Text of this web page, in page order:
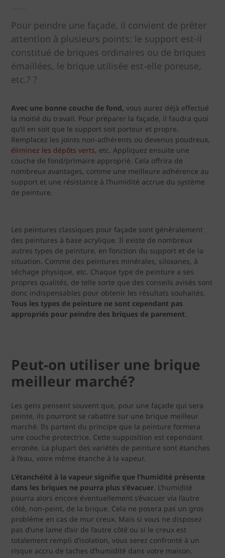
Pour peindre une façade, il convient de prêter
attention à plusieurs points: le support est-il
constitué de briques ordinaires ou de briques
émaillées, le brique utilisée est-elle poreuse,
etc.? ?
Avec une bonne couche de fond, vous aurez déjà effectué
la moitié du travail. Pour préparer la façade, il faudra quoi
qu’il en soit que le support soit porteur et propre.
Remplacez les joints non-adhérents ou devenus poudreux,
éliminez les dépôts verts, etc. Appliquez ensuite une
couche de fond/primaire approprié. Cela offrira de
nombreux avantages, comme une meilleure adhérence au
support et une résistance à l’humidité accrue du système
de peinture.
Les peintures classiques pour façade sont généralement
des peintures à base acrylique. Il existe de nombreux
autres types de peinture, en fonction du support et de la
situation. Comme des peintures minérales, siloxanes, à
séchage physique, etc. Chaque type de peinture a ses
propres qualités, de telle sorte que des conseils avisés sont
donc indispensables pour obtenir les résultats souhaités.
Tous les types de peinture ne sont cependant pas
appropriés pour peindre des briques de parement.
Peut-on utiliser une brique
meilleur marché?
Les gens pensent souvent que, pour une façade qui sera
peinte, ils pourront se rabattre sur une brique meilleur
marché. Ils partent du principe que la peinture formera
une couche protectrice. Cette supposition est cependant
erronée. La plupart des variétés de peinture sont étanches
à l’eau, voire même étanche à la vapeur.
L’étanchéité à la vapeur signifie que l’humidité présente
dans les briques ne pourra plus s’évacuer. L’humidité
pourra alors encore éventuellement s’évacuer via l’autre
côté, non-peint, de la brique. Cela ne posera pas un gros
problème en cas de mur creux. Mais si vous ne disposez
pas d’une lame d’air de l’autre côté ou si le creux est
totalement rempli d’isolation, vous serez confronté à un
risque accru de taches d’humidité dans votre maison.